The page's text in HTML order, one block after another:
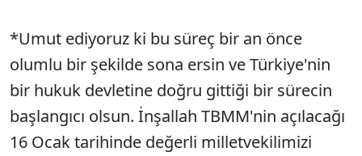
*Umut ediyoruz ki bu süreç bir an önce
olumlu bir şekilde sona ersin ve Türkiye'nin
bir hukuk devletine doğru gittiği bir sürecin
başlangıcı olsun. İnşallah TBMM'nin açılacağı
16 Ocak tarihinde değerli milletvekilimizi